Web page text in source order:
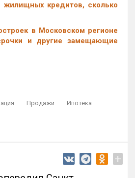
жилищных кредитов, сколько
в Московском регионе
и другие замещающие
Продажи
Ипотека
+